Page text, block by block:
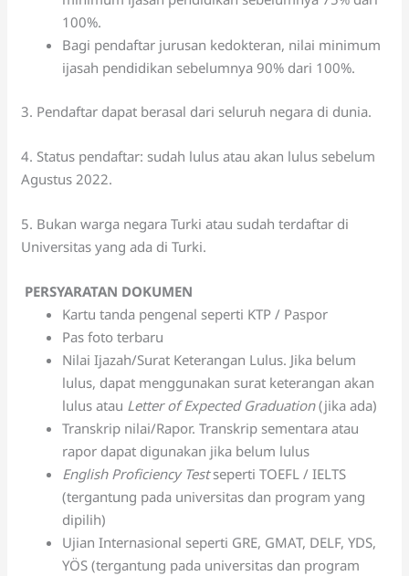
100%.
Bagi pendaftar jurusan kedokteran, nilai minimum
ijasah pendidikan sebelumnya 90% dari 100%.
3. Pendaftar dapat berasal dari seluruh negara di dunia.
4. Status pendaftar: sudah lulus atau akan lulus sebelum
Agustus 2022.
5. Bukan warga negara Turki atau sudah terdaftar di
Universitas yang ada di Turki.
PERSYARATAN DOKUMEN
Kartu tanda pengenal seperti KTP / Paspor
Pas foto terbaru
Nilai Ijazah/Surat Keterangan Lulus. Jika belum
lulus, dapat menggunakan surat keterangan akan
lulus atau Letter of Expected Graduation(jika ada)
Transkrip nilai/Rapor. Transkrip sementara atau
rapor dapat digunakan jika belum lulus
English Proficiency Testseperti TOEFL / IELTS
(tergantung pada universitas dan program yang
dipilih)
Ujian Internasional seperti GRE, GMAT, DELF, YDS,
YÖS (tergantung pada universitas dan program